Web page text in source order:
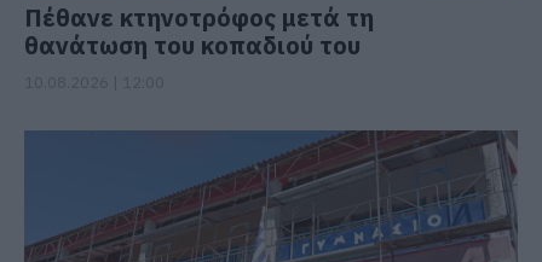
Πέθανε κτηνοτρόφος μετά τη
θανάτωση του κοπαδιού του